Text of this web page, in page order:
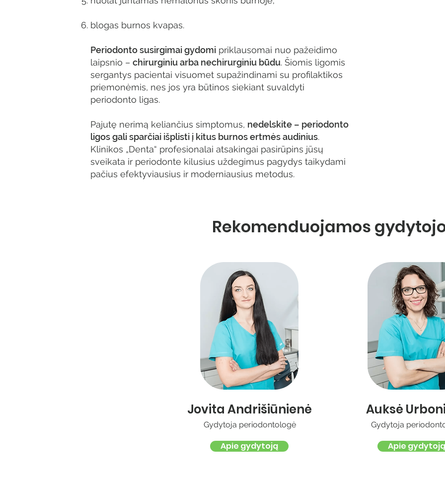
blogas burnos kvapas.
Periodonto susirgimai gydomi priklausomai nuo pažeidimo
laipsnio – chirurginiu arba nechirurginiu būdu. Šiomis ligomis
sergantys pacientai visuomet supažindinami su profilaktikos
priemonėmis, nes jos yra būtinos siekiant suvaldyti
periodonto ligas.
Pajutę nerimą keliančius simptomus, nedelskite – periodonto
ligos gali sparčiai išplisti į kitus burnos ertmės audinius.
Klinikos „Denta“ profesionalai atsakingai pasirūpins jūsų
sveikata ir periodonte kilusius uždegimus pagydys taikydami
pačius efektyviausius ir moderniausius metodus.
Rekomenduojamos
Jovita Andrišiūnienė
Gydytoja periodontologė
Apie gydytoją
Auksė
Gydytoja
Apie gydytoją